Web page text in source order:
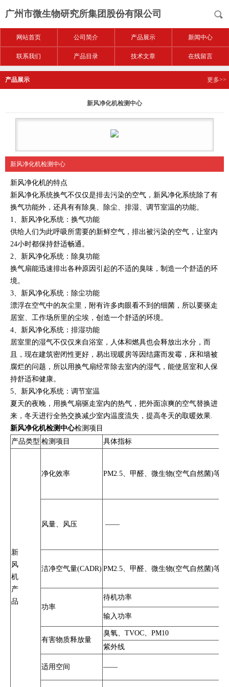
广州市微生物研究所集团股份有限公司
网站首页 公司简介 产品展示 新闻中心
联系我们 产品目录 技术文章 在线留言
产品展示 更多>>
新风净化机检测中心
新风净化机检测中心
新风净化机的特点
新风净化系统换气不仅仅是排去污染的空气，新风净化系统除了有
换气功能外，还具有有除臭、除尘、排湿、调节室温的功能。
1、新风净化系统：换气功能
供给人们为此呼吸所需要的新鲜空气，排出被污染的空气，让室内
24小时都保持舒适畅通。
2、新风净化系统：除臭功能
换气扇能迅速排出各种原因引起的不适的臭味，制造一个舒适的环
境。
3、新风净化系统：除尘功能
漂浮在空气中的灰尘里，附有许多肉眼看不到的细菌，所以要驱走
居室、工作场所里的尘埃，创造一个舒适的环境。
4、新风净化系统：排湿功能
居室里的湿气不仅仅来自浴室，人体和燃具也会释放出水分，而
且，现在建筑密闭性更好，易出现暖房等因结露而发霉，床和墙被
腐烂的问题，所以用换气扇经常除去室内的湿气，能使居室和人保
持舒适和健康。
5、新风净化系统：调节室温
夏天的夜晚，用换气扇驱走室内的热气，把外面凉爽的空气替换进
来，冬天进行全热交换减少室内温度流失，提高冬天的取暖效果.
新风净化机检测中心检测项目
产品类型 检测项目 具体指标
新
风
机
产
品
净化效率 PM2.5、甲醛、微生物(空气自然菌)等
风量、风压 ——
洁净空气量(CADR) PM2.5、甲醛、微生物(空气自然菌)等
功率
待机功率
输入功率
有害物质释放量
臭氧、TVOC、PM10
紫外线
适用空间 ——